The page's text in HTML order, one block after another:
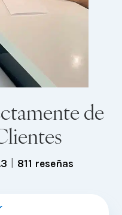
de
811 reseñas